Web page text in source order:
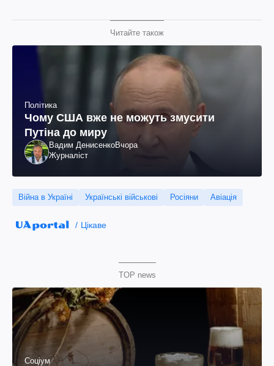
Читайте також
Політика
Чому США вже не можуть змусити
Путіна до миру
Вадим ДенисенкоВчора
Журналіст
Війна в Україні Українські військові Росіяни Авіація
Цікаве
TOP news
Соціум